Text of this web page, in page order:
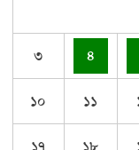
৩ ৪
১০ ১১
১৭ ১৮